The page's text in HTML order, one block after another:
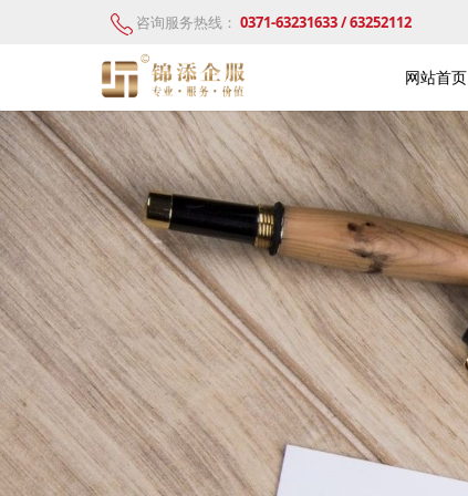
咨询服务热线： 0371-63231633 / 63252112
网站首页